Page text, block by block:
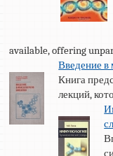
available, offering
Введение
Книга
лекций,